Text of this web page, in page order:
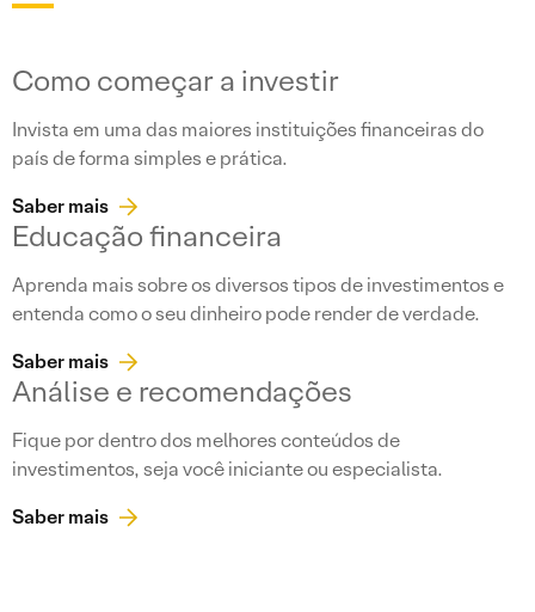
Como começar a investir
Invista em uma das maiores instituições financeiras do
país de forma simples e prática.
Saber mais
Educação financeira
Aprenda mais sobre os diversos tipos de investimentos e
entenda como o seu dinheiro pode render de verdade.
Saber mais
Análise e recomendações
Fique por dentro dos melhores conteúdos de
investimentos, seja você iniciante ou especialista.
Saber mais